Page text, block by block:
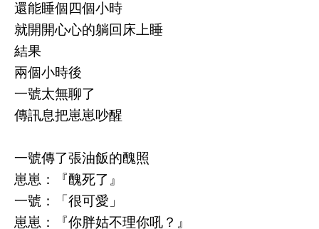
還能睡個四個小時
就開開心心的躺回床上睡
結果
兩個小時後
一號太無聊了
傳訊息把崽崽吵醒
一號傳了張油飯的醜照
崽崽：『醜死了』
一號：「很可愛」
崽崽：『你胖姑不理你吼？』